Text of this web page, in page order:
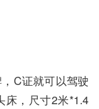
C证就可以驾驶
床，尺寸2米*1.4